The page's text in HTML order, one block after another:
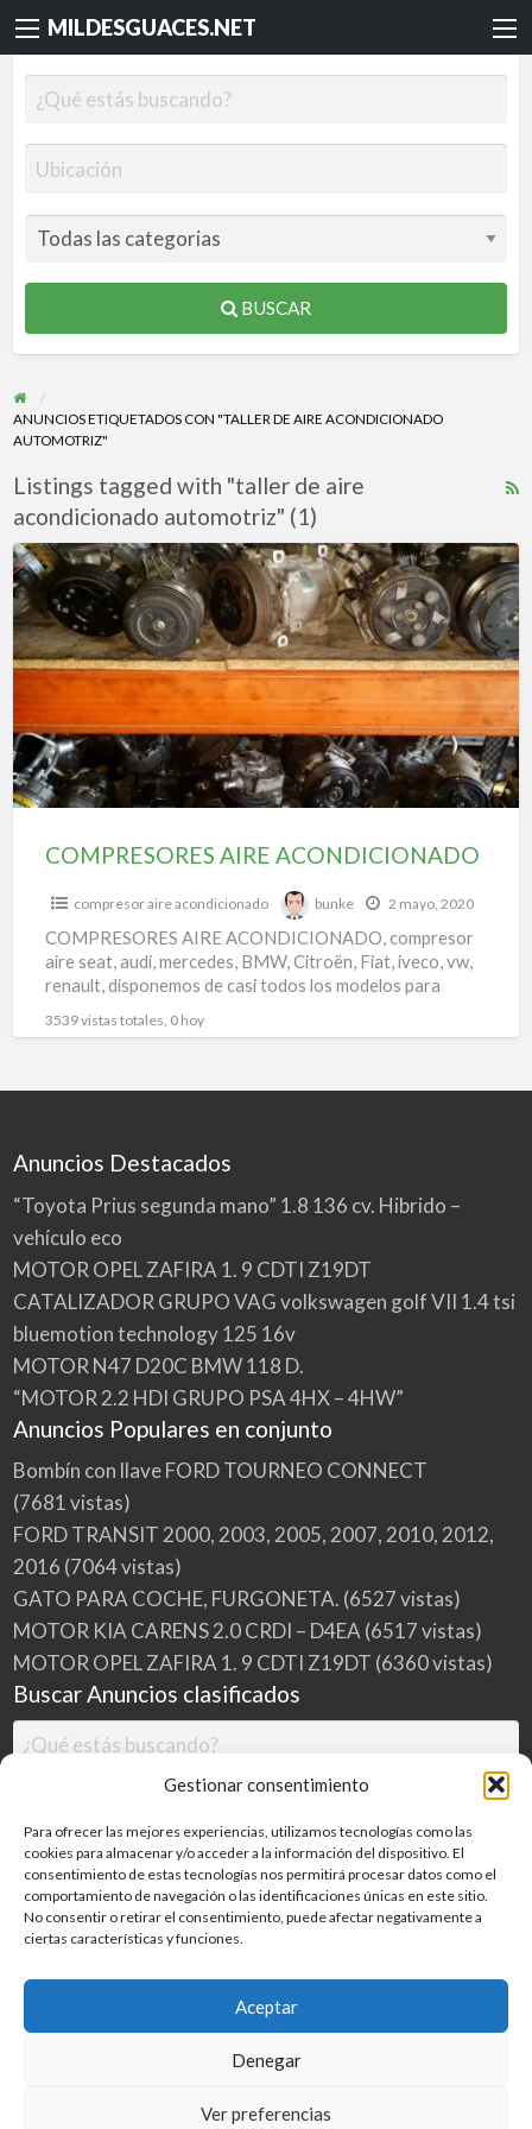
Gestionar consentimiento
Para ofrecer las mejores experiencias, utilizamos tecnologías como las
cookies para almacenar y/o acceder a la información del dispositivo. El
consentimiento de estas tecnologías nos permitirá procesar datos como el
comportamiento de navegación o las identificaciones únicas en este sitio.
No consentir o retirar el consentimiento, puede afectar negativamente a
ciertas características y funciones.
Aceptar
Denegar
Ver preferencias
MILDESGUACES.NET
BUSCAR
ANUNCIOS ETIQUETADOS CON "TALLER DE AIRE ACONDICIONADO
AUTOMOTRIZ"
Listings tagged with "taller de aire
acondicionado automotriz" (1)
COMPRESORES
AIRE
ACONDICIONADO
COMPRESORES AIRE ACONDICIONADO
compresor aire acondicionado bunke 2 mayo, 2020
COMPRESORES AIRE ACONDICIONADO, compresor
aire seat, audi, mercedes, BMW, Citroën, Fiat, iveco, vw,
renault, disponemos de casi todos los modelos para
3539 vistas totales, 0 hoy
Anuncios Destacados
“Toyota Prius segunda mano” 1.8 136 cv. Hibrido –
vehículo eco
MOTOR OPEL ZAFIRA 1. 9 CDTI Z19DT
CATALIZADOR GRUPO VAG volkswagen golf VII 1.4 tsi
bluemotion technology 125 16v
MOTOR N47 D20C BMW 118 D.
“MOTOR 2.2 HDI GRUPO PSA 4HX – 4HW”
Anuncios Populares en conjunto
Bombín con llave FORD TOURNEO CONNECT
(7681 vistas)
FORD TRANSIT 2000, 2003, 2005, 2007, 2010, 2012,
2016 (7064 vistas)
GATO PARA COCHE, FURGONETA. (6527 vistas)
MOTOR KIA CARENS 2.0 CRDI – D4EA (6517 vistas)
MOTOR OPEL ZAFIRA 1. 9 CDTI Z19DT (6360 vistas)
Buscar Anuncios clasificados